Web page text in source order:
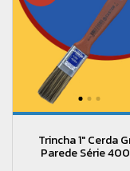
Trincha 1" Cerda
Parede Série